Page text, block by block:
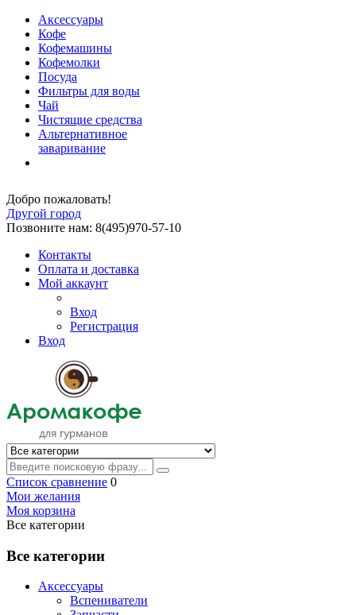
Аксессуары
Кофе
Кофемашины
Кофемолки
Посуда
Фильтры для воды
Чай
Чистящие средства
Альтернативное
заваривание
Добро пожаловать!
Другой город
Позвоните нам: 8(495)970-57-10
Контакты
Оплата и доставка
Мой аккаунт
Вход
Регистрация
Вход
Список сравнение 0
Мои желания
Моя корзина
Все категории
Все категории
Аксессуары
Вспениватели